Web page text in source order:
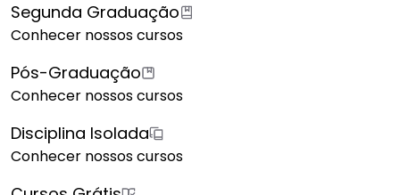
Segunda Graduação
Conhecer nossos cursos
Pós-Graduação
Conhecer nossos cursos
Disciplina Isolada
Conhecer nossos cursos